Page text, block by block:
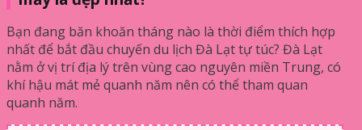
Bạn đang băn khoăn tháng nào là thời điểm thích hợp
nhất để bắt đầu chuyến du lịch Đà Lạt tự túc? Đà Lạt
nằm ở vị trí địa lý trên vùng cao nguyên miền Trung, có
khí hậu mát mẻ quanh năm nên có thể tham quan
quanh năm.